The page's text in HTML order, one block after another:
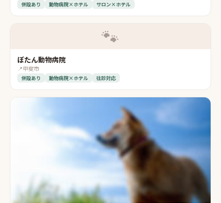
併設あり 動物病院×ホテル サロン×ホテル
🐾
ぼたん動物病院
📍甲斐市
併設あり 動物病院×ホテル 往診対応